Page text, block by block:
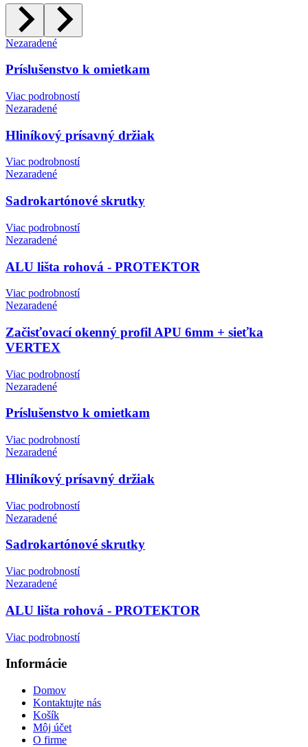
Nezaradené
Príslušenstvo k omietkam
Viac podrobností
Nezaradené
Hliníkový prísavný držiak
Viac podrobností
Nezaradené
Sadrokartónové skrutky
Viac podrobností
Nezaradené
ALU lišta rohová - PROTEKTOR
Viac podrobností
Nezaradené
Začisťovací okenný profil APU 6mm + sieťka
VERTEX
Viac podrobností
Nezaradené
Príslušenstvo k omietkam
Viac podrobností
Nezaradené
Hliníkový prísavný držiak
Viac podrobností
Nezaradené
Sadrokartónové skrutky
Viac podrobností
Nezaradené
ALU lišta rohová - PROTEKTOR
Viac podrobností
Informácie
Domov
Kontaktujte nás
Košík
Môj účet
O firme